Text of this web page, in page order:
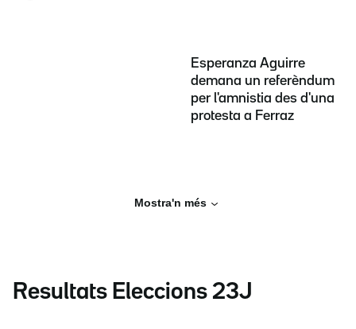
Esperanza Aguirre
demana un referèndum
per l'amnistia des d'una
protesta a Ferraz
Mostra'n més
Resultats Eleccions 23J